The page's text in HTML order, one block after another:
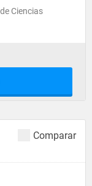
Ciencias
Comparar